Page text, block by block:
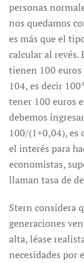
personas
nos quedamos
es más que el
calcular al revés.
tienen 100
104, es decir
tener 100 euros
debemos
100/(1+0,04), es
el interés para
economistas,
llaman tasa de
Stern considera
generaciones
alta, léase
necesidades por